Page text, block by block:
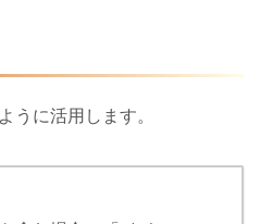
うに活用します。